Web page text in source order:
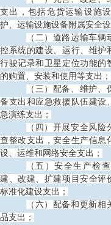
支出，包括危货运输设施
护、运输设施设备附属安全设
（二）道路运输车
控系统的建设、运行、维护
行驶记录和卫星定位功能的
的购置、安装和使用等支出；
（三）配备、维护
备支出和应急救援队伍建设
急演练支出；
（四）开展安全风
查整改支出，安全生产信息
设、运维和网络安全支出；
（五）安全生产检
建、改建、扩建项目安全评
标准化建设支出；
（六）配备和更新
品支出；